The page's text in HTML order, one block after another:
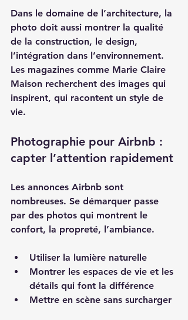
Dans le domaine de l’architecture, la
photo doit aussi montrer la qualité
de la construction, le design,
l’intégration dans l’environnement.
Les magazines comme Marie Claire
Maison recherchent des images qui
inspirent, qui racontent un style de
vie.
Photographie pour Airbnb :
capter l’attention rapidement
Les annonces Airbnb sont
nombreuses. Se démarquer passe
par des photos qui montrent le
confort, la propreté, l’ambiance.
Utiliser la lumière naturelle
Montrer les espaces de vie et les
détails qui font la différence
Mettre en scène sans surcharger